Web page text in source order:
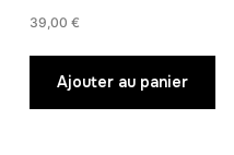
39,00 €
Ajouter au panier